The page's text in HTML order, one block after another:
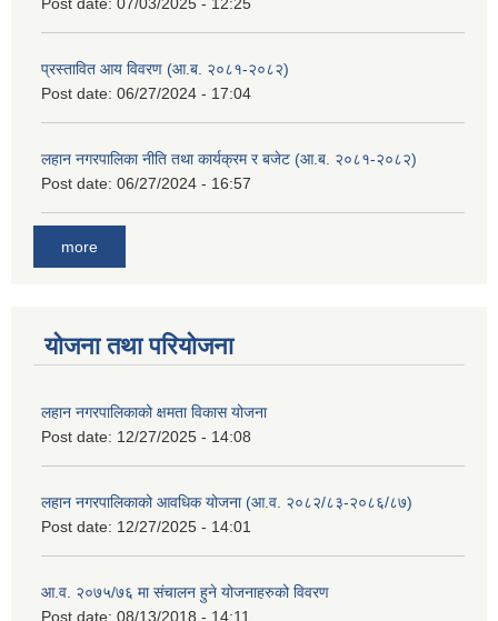
प्रस्तावित आय विवरण (आ.ब. २०८१-२०८२)
Post date: 06/27/2024 - 17:04
लहान नगरपालिका नीति तथा कार्यक्रम र बजेट (आ.ब. २०८१-२०८२)
Post date: 06/27/2024 - 16:57
more
योजना तथा परियोजना
लहान नगरपालिकाको क्षमता विकास योजना
Post date: 12/27/2025 - 14:08
लहान नगरपालिकाको आवधिक योजना (आ.व. २०८२/८३-२०८६/८७)
Post date: 12/27/2025 - 14:01
आ.व. २०७५/७६ मा संचालन हुने योजनाहरुको विवरण
Post date: 08/13/2018 - 14:11